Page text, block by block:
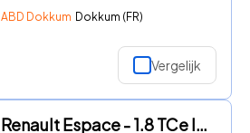
ABD Dokkum Dokkum (FR)
Vergelijk
Renault Espace - 1.8 TCe Initiale Paris 7p. Pano | Leer | Xenon-Led | 1ste Ei